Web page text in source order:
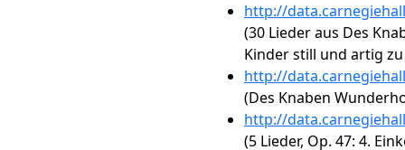
http://
(30 Lieder aus Des
Kinder still und artig
http://
(Des Knaben
http://
(5 Lieder, Op. 47: 4.